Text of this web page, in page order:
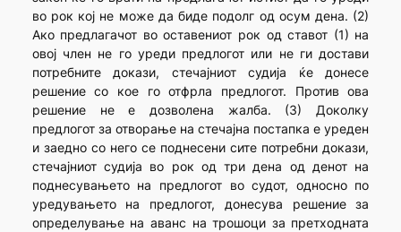
во рок кој не може да биде подолг од осум дена. (2)
Ако предлагачот во оставениот рок од ставот (1) на
овој член не го уреди предлогот или не ги достави
потребните докази, стечајниот судија ќе донесе
решение со кое го отфрла предлогот. Против ова
решение не е дозволена жалба. (3) Доколку
предлогот за отворање на стечајна постапка е уреден
и заедно со него се поднесени сите потребни докази,
стечајниот судија во рок од три дена од денот на
поднесувањето на предлогот во судот, односно по
уредувањето на предлогот, донесува решение за
определување на аванс на трошоци за претходната